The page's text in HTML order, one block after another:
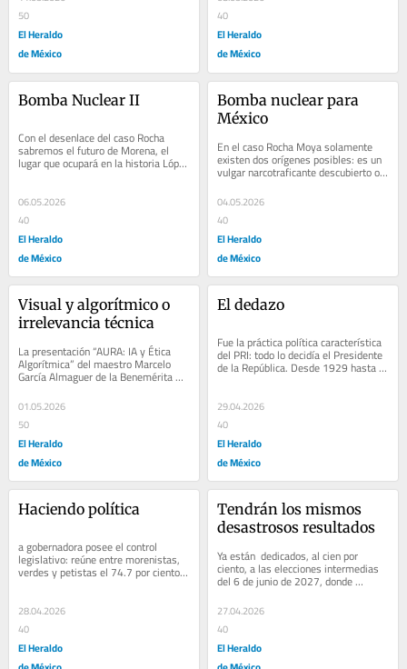
50
El Heraldo
de México
40
El Heraldo
de México
Bomba Nuclear II
Con el desenlace del caso Rocha
sabremos el futuro de Morena, el
lugar que ocupará en la historia López
Obrador y el camino que tomará el
06.05.2026
40
El Heraldo
de México
Bomba nuclear para
México
En el caso Rocha Moya solamente
existen dos orígenes posibles: es un
vulgar narcotraficante descubierto o
es un invento del gobierno de Donald
Trump....
04.05.2026
40
El Heraldo
de México
Visual y algorítmico o
irrelevancia técnica
La presentación “AURA: IA y Ética
Algorítmica” del maestro Marcelo
García Almaguer de la Benemérita
Universidad Autónoma de Puebla
(BUAP) es...
01.05.2026
50
El Heraldo
de México
El dedazo
Fue la práctica política característica
del PRI: todo lo decidía el Presidente
de la República. Desde 1929 hasta
1994, los mejores amigos y más...
29.04.2026
40
El Heraldo
de México
Haciendo política
a gobernadora posee el control
legislativo: reúne entre morenistas,
verdes y petistas el 74.7 por ciento
de los diputados lo cales. El restante
28.04.2026
40
El Heraldo
Tendrán los mismos
desastrosos resultados
Ya están  dedicados, al cien por
ciento, a las elecciones intermedias
del 6 de junio de 2027, donde
renovaremos la totalidad de la
Cámara Baja, 17...
27.04.2026
40
El Heraldo